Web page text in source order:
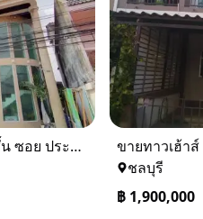
⚡ ขาย บ้านเดี่ยว 5 ชั้น ซอย ประชาชื่น 14 ใกล้ BTS
ชลบุรี
฿ 1,900,000